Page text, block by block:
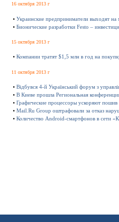
16 октября 2013 г
• Украинские предприниматели выходят
• Бионические разработки Festo –
15 октября 2013 г
• Компании тратят $1,5 млн в год на
11 октября 2013 г
• Відбувся 4-й Український форум з
• В Киеве прошла Региональная
• Графические процессоры ускоряют
• Mail.Ru Group оштрафовали за отказ
• Количество Android-смартфонов в сети